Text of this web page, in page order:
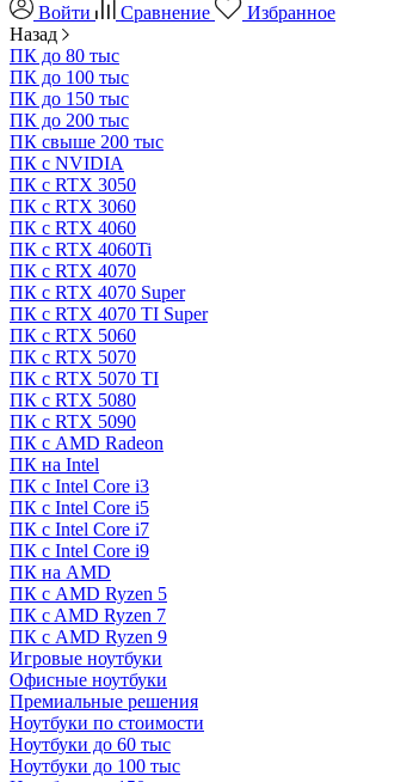
Войти
Сравнение
Избранное
Назад
ПК до 80 тыс
ПК до 100 тыс
ПК до 150 тыс
ПК до 200 тыс
ПК свыше 200 тыс
ПК с NVIDIA
ПК с RTX 3050
ПК с RTX 3060
ПК с RTX 4060
ПК с RTX 4060Ti
ПК с RTX 4070
ПК с RTX 4070 Super
ПК с RTX 4070 TI Super
ПК с RTX 5060
ПК с RTX 5070
ПК с RTX 5070 TI
ПК с RTX 5080
ПК с RTX 5090
ПК с AMD Radeon
ПК на Intel
ПК с Intel Core i3
ПК с Intel Core i5
ПК с Intel Core i7
ПК с Intel Core i9
ПК на AMD
ПК с AMD Ryzen 5
ПК c AMD Ryzen 7
ПК с AMD Ryzen 9
Игровые ноутбуки
Офисные ноутбуки
Премиальные решения
Ноутбуки по стоимости
Ноутбуки до 60 тыс
Ноутбуки до 100 тыс